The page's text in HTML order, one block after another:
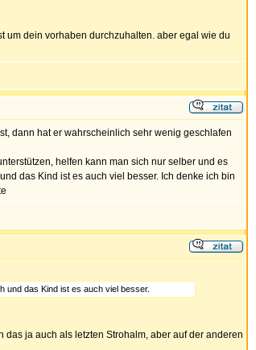
um dein vorhaben durchzuhalten. aber egal wie du
dann hat er wahrscheinlich sehr wenig geschlafen
helfen kann man sich nur selber und es
das Kind ist es auch viel besser. Ich denke ich bin
und das Kind ist es auch viel besser.
ja auch als letzten Strohalm, aber auf der anderen